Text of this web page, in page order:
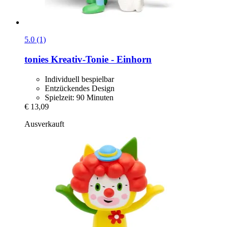
5.0 (1)
tonies Kreativ-​Tonie -​ Einhorn
Individuell bespielbar
Entzückendes Design
Spielzeit: 90 Minuten
€ 13,09
Ausverkauft